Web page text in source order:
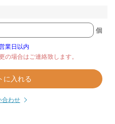
個
業日以内
の場合はご連絡致します。
に入れる
合わせ